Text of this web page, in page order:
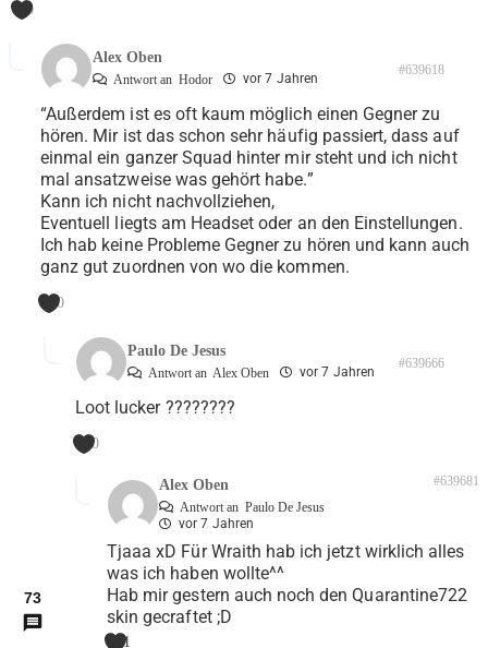
0
Alex Oben
Antwort an Hodor vor 7 Jahren
#639618
“Außerdem ist es oft kaum möglich einen Gegner zu
hören. Mir ist das schon sehr häufig passiert, dass auf
einmal ein ganzer Squad hinter mir steht und ich nicht
mal ansatzweise was gehört habe.”
Kann ich nicht nachvollziehen,
Eventuell liegts am Headset oder an den Einstellungen.
Ich hab keine Probleme Gegner zu hören und kann auch
ganz gut zuordnen von wo die kommen.
0
Paulo De Jesus
Antwort an Alex Oben vor 7 Jahren
#639666
Loot lucker ????????
0
Alex Oben
Antwort an Paulo De Jesus
vor 7 Jahren
#639681
Tjaaa xD Für Wraith hab ich jetzt wirklich alles
was ich haben wollte^^
Hab mir gestern auch noch den Quarantine722
skin gecraftet ;D
1
73